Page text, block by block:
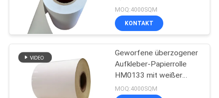
ÜBER
UNS
FABRIK-
AUSFLUG
Selbstklebendes
Papier
33
weißer Pergamin-
Zwischenlage
MOQ:4000SQM
KONTAKT
Geworfene überzogener
Aufkleber-Papierrolle
HM0133 mit weißer
Pergaminzwischenlage
MOQ:4000SQM